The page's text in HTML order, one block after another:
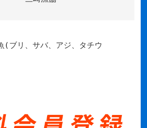
(ブリ、サバ、アジ、タチウ